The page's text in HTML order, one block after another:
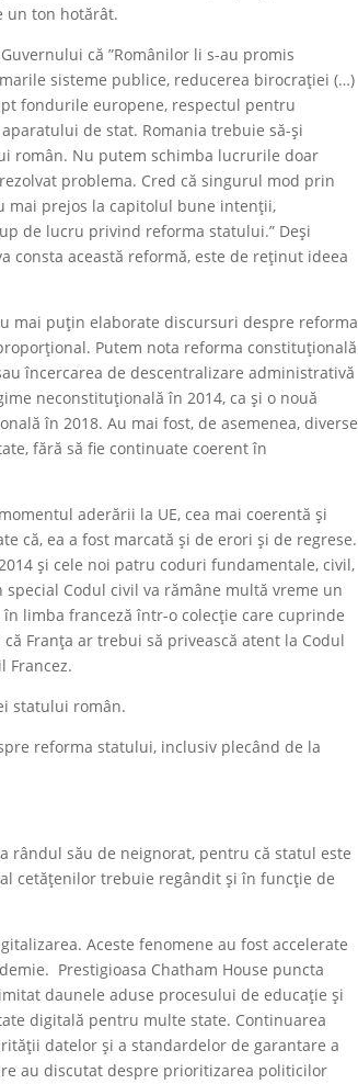
un ton hotărât.
că ”Românilor li s-au promis
sisteme publice, reducerea birocrației (…)
fondurile europene, respectul pentru
de stat. Romania trebuie să-și
român. Nu putem schimba lucrurile doar
problema. Cred că singurul mod prin
mai prejos la capitolul bune intenții,
de lucru privind reforma statului.” Deși
consta această reformă, este de reținut ideea
mai puțin elaborate discursuri despre reforma
Putem nota reforma constituțională
încercarea de descentralizare administrativă
neconstituțională în 2014, ca și o nouă
în 2018. Au mai fost, de asemenea, diverse
fără să fie continuate coerent în
aderării la UE, cea mai coerentă și
că, ea a fost marcată și de erori și de regrese.
și cele noi patru coduri fundamentale, civil,
Codul civil va rămâne multă vreme un
limba franceză într-o colecție care cuprinde
Franța ar trebui să privească atent la Codul
Francez.
statului român.
reforma statului, inclusiv plecând de la
rândul său de neignorat, pentru că statul este
cetățenilor trebuie regândit și în funcție de
Aceste fenomene au fost accelerate
Prestigioasa Chatham House puncta
daunele aduse procesului de educație și
digitală pentru multe state. Continuarea
datelor și a standardelor de garantare a
au discutat despre prioritizarea politicilor